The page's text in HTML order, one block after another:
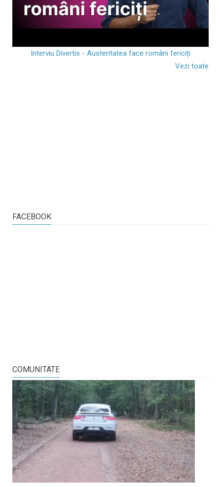
Interviu Divertis - Austeritatea face români fericiți
Vezi toate
FACEBOOK
COMUNITATE